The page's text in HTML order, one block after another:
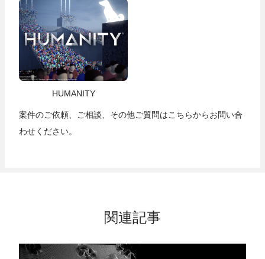
HUMANITY
案件のご依頼、ご相談、その他ご質問はこちらからお問い合
わせください。
関連記事